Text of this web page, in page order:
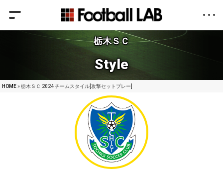
栃木ＳＣ
Style
HOME» 栃木ＳＣ 2024 チームスタイル[攻撃セットプレー]